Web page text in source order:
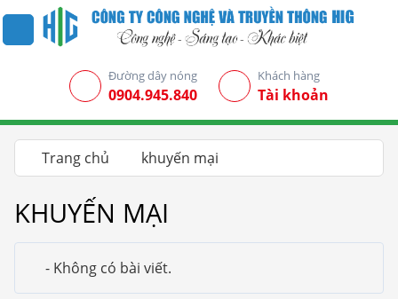
Đường dây nóng
0904.945.840
Khách hàng
Tài khoản
Trang chủ khuyến mại
KHUYẾN MẠI
- Không có bài viết.